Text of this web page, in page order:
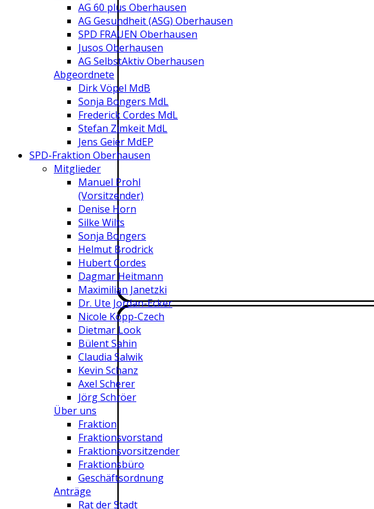
AG 60 plus Oberhausen
AG Gesundheit (ASG) Oberhausen
SPD FRAUEN Oberhausen
Jusos Oberhausen
AG SelbstAktiv Oberhausen
Abgeordnete
Dirk Vöpel MdB
Sonja Bongers MdL
Frederick Cordes MdL
Stefan Zimkeit MdL
Jens Geier MdEP
SPD-Fraktion Oberhausen
Mitglieder
Manuel Prohl
(Vorsitzender)
Denise Horn
Silke Wilts
Sonja Bongers
Helmut Brodrick
Hubert Cordes
Dagmar Heitmann
Maximilian Janetzki
Dr. Ute Jordan-Ecker
Nicole Kopp-Czech
Dietmar Look
Bülent Sahin
Claudia Salwik
Kevin Schanz
Axel Scherer
Jörg Schröer
Über uns
Fraktion
Fraktionsvorstand
Fraktionsvorsitzender
Fraktionsbüro
Geschäftsordnung
Anträge
Rat der Stadt